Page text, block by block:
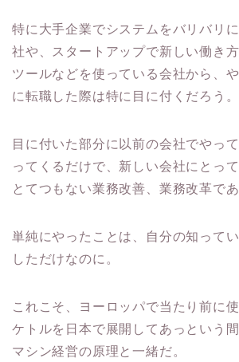
特に大手企業でシステムをバリバリ
社や、スタートアップで新しい働き
ツールなどを使っている会社から、
に転職した際は特に目に付くだろう。
目に付いた部分に以前の会社でやっ
ってくるだけで、新しい会社にとっ
とてつもない業務改善、業務改革であ
単純にやったことは、自分の知って
しただけなのに。
これこそ、ヨーロッパで当たり前に
ケトルを日本で展開してあっという
マシン経営の原理と一緒だ。